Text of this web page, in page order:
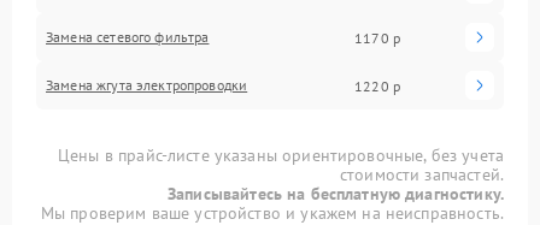
Замена сетевого фильтра 1170 р
Замена жгута электропроводки 1220 р
Цены в прайс-листе указаны ориентировочные, без учета
стоимости запчастей.
Записывайтесь на бесплатную диагностику.
Мы проверим ваше устройство и укажем на неисправность.